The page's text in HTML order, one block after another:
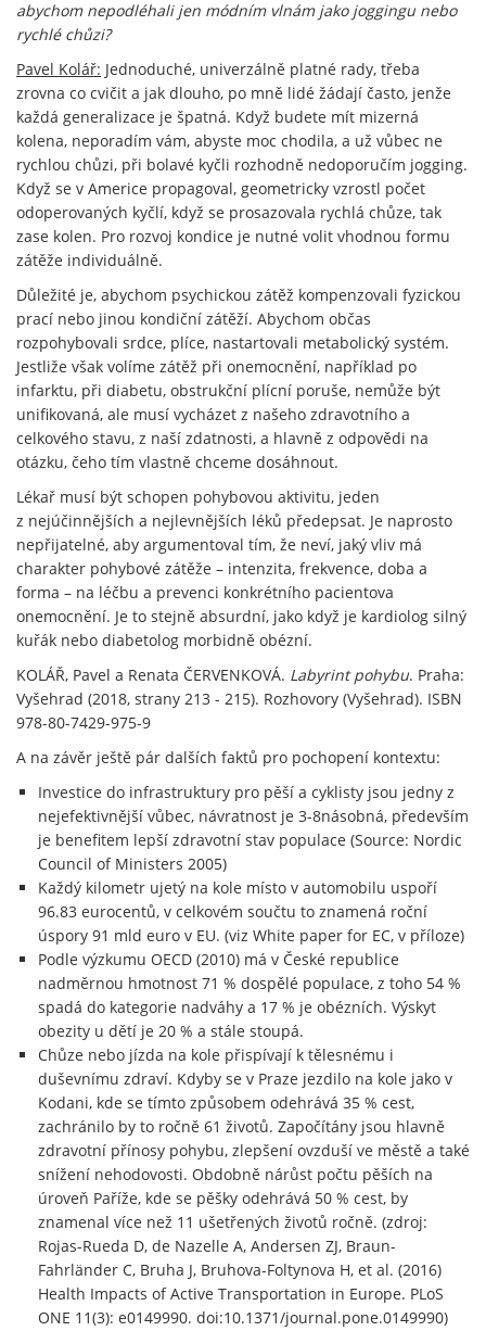
abychom nepodléhali jen módním vlnám jako joggingu nebo
rychlé chůzi?
Pavel Kolář: Jednoduché, univerzálně platné rady, třeba
zrovna co cvičit a jak dlouho, po mně lidé žádají často, jenže
každá generalizace je špatná. Když budete mít mizerná
kolena, neporadím vám, abyste moc chodila, a už vůbec ne
rychlou chůzi, při bolavé kyčli rozhodně nedoporučím jogging.
Když se v Americe propagoval, geometricky vzrostl počet
odoperovaných kyčlí, když se prosazovala rychlá chůze, tak
zase kolen. Pro rozvoj kondice je nutné volit vhodnou formu
zátěže individuálně.
Důležité je, abychom psychickou zátěž kompenzovali fyzickou
prací nebo jinou kondiční zátěží. Abychom občas
rozpohybovali srdce, plíce, nastartovali metabolický systém.
Jestliže však volíme zátěž při onemocnění, například po
infarktu, při diabetu, obstrukční plícní poruše, nemůže být
unifikovaná, ale musí vycházet z našeho zdravotního a
celkového stavu, z naší zdatnosti, a hlavně z odpovědi na
otázku, čeho tím vlastně chceme dosáhnout.
Lékař musí být schopen pohybovou aktivitu, jeden
z nejúčinnějších a nejlevnějších léků předepsat. Je naprosto
nepřijatelné, aby argumentoval tím, že neví, jaký vliv má
charakter pohybové zátěže – intenzita, frekvence, doba a
forma – na léčbu a prevenci konkrétního pacientova
onemocnění. Je to stejně absurdní, jako když je kardiolog silný
kuřák nebo diabetolog morbidně obézní.
KOLÁŘ, Pavel a Renata ČERVENKOVÁ. Labyrint pohybu. Praha:
Vyšehrad (2018, strany 213 - 215). Rozhovory (Vyšehrad). ISBN
978-80-7429-975-9
A na závěr ještě pár dalších faktů pro pochopení kontextu:
Investice do infrastruktury pro pěší a cyklisty jsou jedny z
nejefektivnější vůbec, návratnost je 3-8násobná, především
je benefitem lepší zdravotní stav populace (Source: Nordic
Council of Ministers 2005)
Každý kilometr ujetý na kole místo v automobilu uspoří
96.83 eurocentů, v celkovém součtu to znamená roční
úspory 91 mld euro v EU. (viz White paper for EC, v příloze)
Podle výzkumu OECD (2010) má v České republice
nadměrnou hmotnost 71 % dospělé populace, z toho 54 %
spadá do kategorie nadváhy a 17 % je obézních. Výskyt
obezity u dětí je 20 % a stále stoupá.
Chůze nebo jízda na kole přispívají k tělesnému i
duševnímu zdraví. Kdyby se v Praze jezdilo na kole jako v
Kodani, kde se tímto způsobem odehrává 35 % cest,
zachránilo by to ročně 61 životů. Započítány jsou hlavně
zdravotní přínosy pohybu, zlepšení ovzduší ve městě a také
snížení nehodovosti. Obdobně nárůst počtu pěších na
úroveň Paříže, kde se pěšky odehrává 50 % cest, by
znamenal více než 11 ušetřených životů ročně. (zdroj:
Rojas-Rueda D, de Nazelle A, Andersen ZJ, Braun-
Fahrländer C, Bruha J, Bruhova-Foltynova H, et al. (2016)
Health Impacts of Active Transportation in Europe. PLoS
ONE 11(3): e0149990. doi:10.1371/journal.pone.0149990)